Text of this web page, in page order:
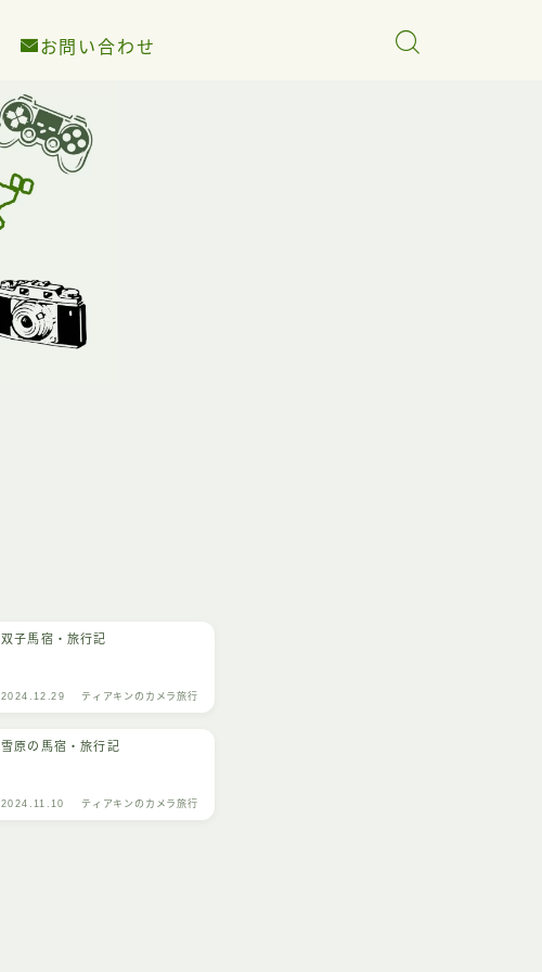
お問い合わせ
双子馬宿・旅行記
2024.12.29 ティアキンのカメラ旅行
雪原の馬宿・旅行記
2024.11.10 ティアキンのカメラ旅行